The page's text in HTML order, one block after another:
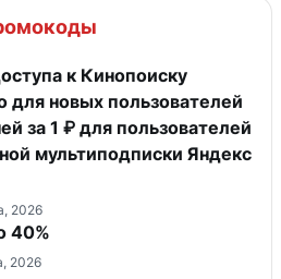
к Кинопоиску
для новых пользователей
за 1 ₽ для пользователей
мультиподписки Яндекс
2026
40%
2026